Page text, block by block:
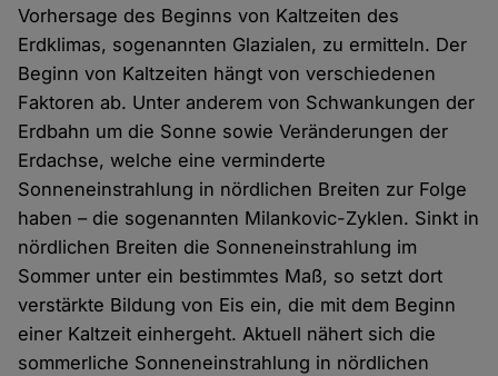
Vorhersage des Beginns von Kaltzeiten des
Erdklimas, sogenannten Glazialen, zu ermitteln. Der
Beginn von Kaltzeiten hängt von verschiedenen
Faktoren ab. Unter anderem von Schwankungen der
Erdbahn um die Sonne sowie Veränderungen der
Erdachse, welche eine verminderte
Sonneneinstrahlung in nördlichen Breiten zur Folge
haben – die sogenannten Milankovic-Zyklen. Sinkt in
nördlichen Breiten die Sonneneinstrahlung im
Sommer unter ein bestimmtes Maß, so setzt dort
verstärkte Bildung von Eis ein, die mit dem Beginn
einer Kaltzeit einhergeht. Aktuell nähert sich die
sommerliche Sonneneinstrahlung in nördlichen